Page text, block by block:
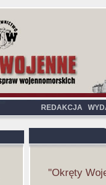
REDAKCJA
"Okręty